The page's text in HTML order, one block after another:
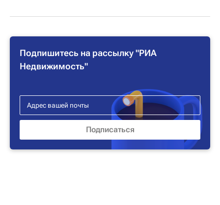
Подпишитесь на рассылку "РИА
Недвижимость"